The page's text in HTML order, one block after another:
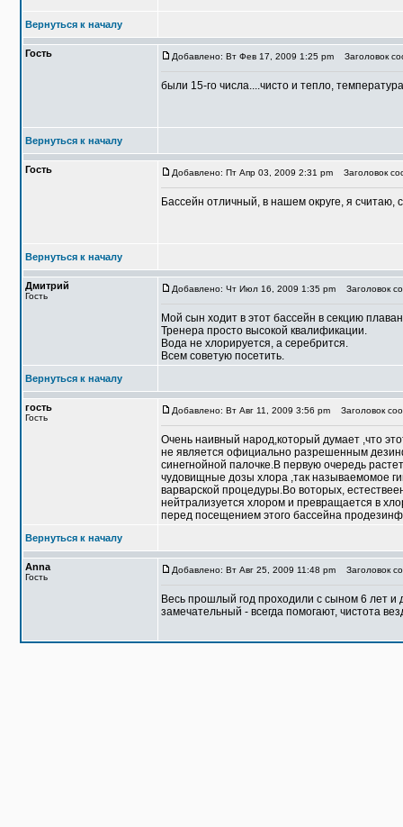
Вернуться к началу
Гость Добавлено: Вт Фев 17, 2009 1:25 pm Заголовок
были 15-го числа....чисто и тепло,
Вернуться к началу
Гость Добавлено: Пт Апр 03, 2009 2:31 pm Заголовок
Бассейн отличный, в нашем округе, я считаю,
Вернуться к началу
Дмитрий
Гость
Добавлено: Чт Июл 16, 2009 1:35 pm Заголовок
Мой сын ходит в этот бассейн в секцию
Тренера просто высокой квалификации.
Вода не хлорируется, а серебрится.
Всем советую посетить.
Вернуться к началу
гость
Гость
Добавлено: Вт Авг 11, 2009 3:56 pm Заголовок
Очень наивный народ,который думает ,что
не является официально разрешенным
синегнойной палочке.В первую очередь
чудовищные дозы хлора ,так называемомое
варварской процедуры.Во воторых,
нейтрализуется хлором и превращается в
перед посещением этого бассейна
Вернуться к началу
Anna
Гость
Добавлено: Вт Авг 25, 2009 11:48 pm Заголовок
Becь прошлый год проходили с сыном 6 лет
замечательный - всегда помогают, чистота